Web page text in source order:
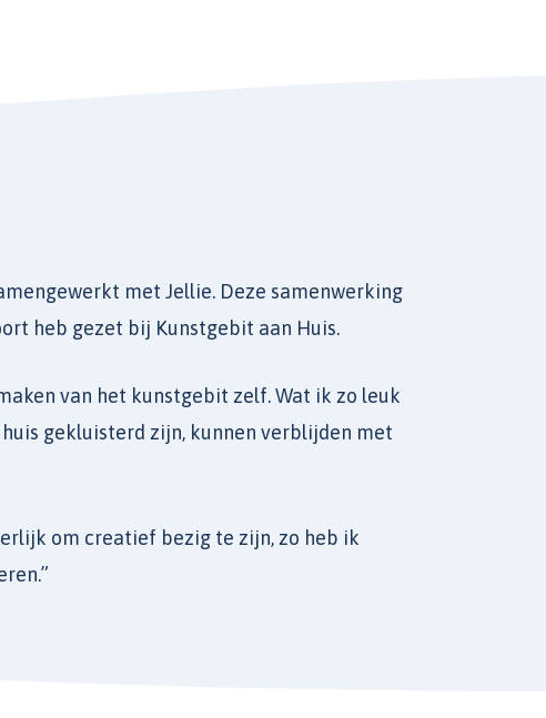
met Jellie. Deze samenwerking
heb gezet bij Kunstgebit aan Huis.
van het kunstgebit zelf. Wat ik zo leuk
gekluisterd zijn, kunnen verblijden met
om creatief bezig te zijn, zo heb ik